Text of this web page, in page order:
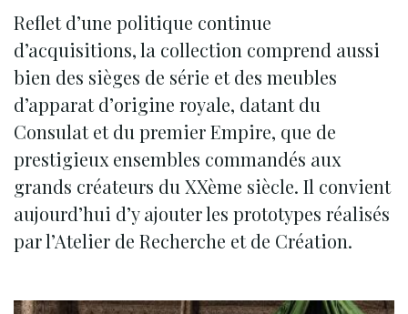
Reflet d’une politique continue
d’acquisitions, la collection comprend aussi
bien des sièges de série et des meubles
d’apparat d’origine royale, datant du
Consulat et du premier Empire, que de
prestigieux ensembles commandés aux
grands créateurs du XXème siècle. Il convient
aujourd’hui d’y ajouter les prototypes réalisés
par l’Atelier de Recherche et de Création.